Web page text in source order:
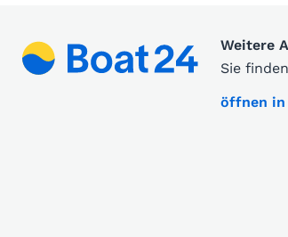
Weitere
Sie
öffnen in